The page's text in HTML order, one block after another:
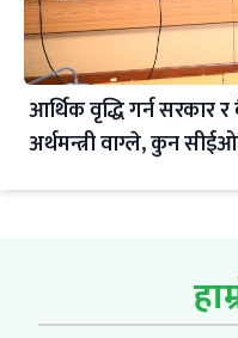
आर्थिक वृद्धि गर्न सरकार
अर्थमन्त्री वाग्ले, कुन